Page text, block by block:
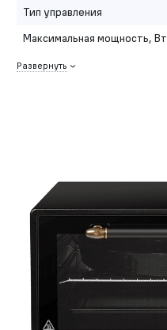
Тип управления
Максимальная мощность, Вт
Развернуть